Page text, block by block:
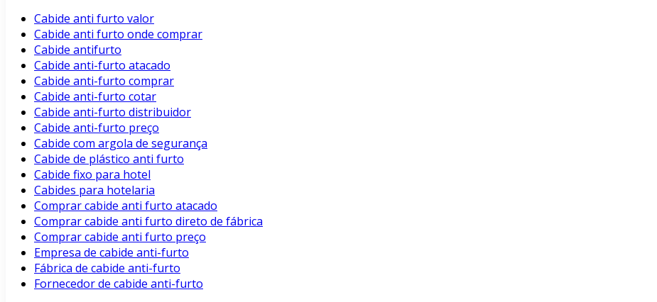
Cabide anti furto valor
Cabide anti furto onde comprar
Cabide antifurto
Cabide anti-furto atacado
Cabide anti-furto comprar
Cabide anti-furto cotar
Cabide anti-furto distribuidor
Cabide anti-furto preço
Cabide com argola de segurança
Cabide de plástico anti furto
Cabide fixo para hotel
Cabides para hotelaria
Comprar cabide anti furto atacado
Comprar cabide anti furto direto de fábrica
Comprar cabide anti furto preço
Empresa de cabide anti-furto
Fábrica de cabide anti-furto
Fornecedor de cabide anti-furto